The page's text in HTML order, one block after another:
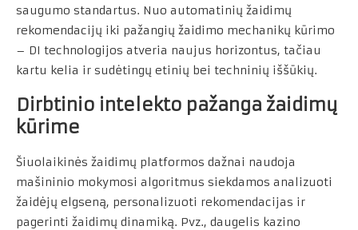
saugumo standartus. Nuo automatinių žaidimų
rekomendacijų iki pažangių žaidimo mechanikų kūrimo
– DI technologijos atveria naujus horizontus, tačiau
kartu kelia ir sudėtingų etinių bei techninių iššūkių.
Dirbtinio intelekto pažanga žaidimų
kūrime
Šiuolaikinės žaidimų platformos dažnai naudoja
mašininio mokymosi algoritmus siekdamos analizuoti
žaidėjų elgseną, personalizuoti rekomendacijas ir
pagerinti žaidimų dinamiką. Pvz., daugelis kazino